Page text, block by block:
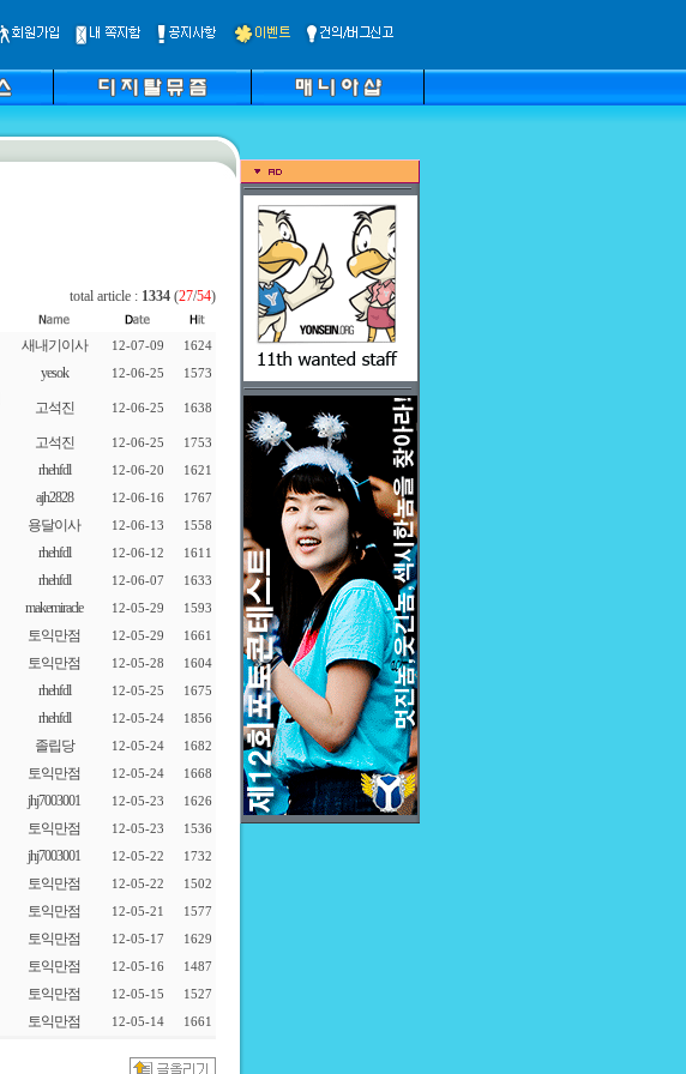
total article : 1334 (27/54)
새내기이사 12-07-09 1624
yesok 12-06-25 1573
고석진 12-06-25 1638
고석진 12-06-25 1753
rhehfdl 12-06-20 1621
ajh2828 12-06-16 1767
용달이사 12-06-13 1558
rhehfdl 12-06-12 1611
rhehfdl 12-06-07 1633
makemiracle 12-05-29 1593
토익만점 12-05-29 1661
토익만점 12-05-28 1604
rhehfdl 12-05-25 1675
rhehfdl 12-05-24 1856
졸립당 12-05-24 1682
토익만점 12-05-24 1668
jhj7003001 12-05-23 1626
토익만점 12-05-23 1536
jhj7003001 12-05-22 1732
토익만점 12-05-22 1502
토익만점 12-05-21 1577
토익만점 12-05-17 1629
토익만점 12-05-16 1487
토익만점 12-05-15 1527
토익만점 12-05-14 1661